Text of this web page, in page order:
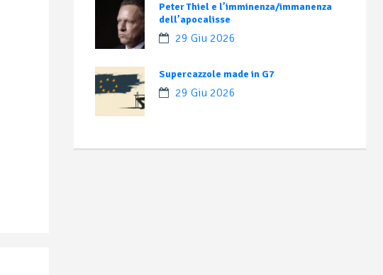
Peter Thiel e l’imminenza/immanenza
dell’apocalisse
29 Giu 2026
Supercazzole made in G7
29 Giu 2026